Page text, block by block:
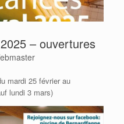
– ouvertures
mardi 25 février au
lundi 3 mars)